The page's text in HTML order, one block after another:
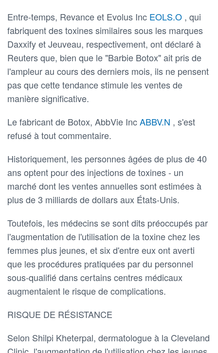
Entre-temps, Revance et Evolus Inc EOLS.O , qui
fabriquent des toxines similaires sous les marques
Daxxify et Jeuveau, respectivement, ont déclaré à
Reuters que, bien que le "Barbie Botox" ait pris de
l'ampleur au cours des derniers mois, ils ne pensent
pas que cette tendance stimule les ventes de
manière significative.
Le fabricant de Botox, AbbVie IncABBV.N , s'est
refusé à tout commentaire.
Historiquement, les personnes âgées de plus de 40
ans optent pour des injections de toxines - un
marché dont les ventes annuelles sont estimées à
plus de 3 milliards de dollars aux États-Unis.
Toutefois, les médecins se sont dits préoccupés par
l'augmentation de l'utilisation de la toxine chez les
femmes plus jeunes, et six d'entre eux ont averti
que les procédures pratiquées par du personnel
sous-qualifié dans certains centres médicaux
augmentaient le risque de complications.
RISQUE DE RÉSISTANCE
Selon Shilpi Kheterpal, dermatologue à la Cleveland